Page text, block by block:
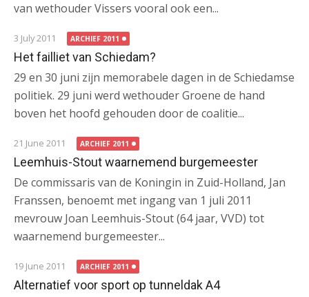
van wethouder Vissers vooral ook een...
3 July 2011 ARCHIEF 2011
Het failliet van Schiedam?
29 en 30 juni zijn memorabele dagen in de Schiedamse
politiek. 29 juni werd wethouder Groene de hand
boven het hoofd gehouden door de coalitie...
21 June 2011 ARCHIEF 2011
Leemhuis-Stout waarnemend burgemeester
De commissaris van de Koningin in Zuid-Holland, Jan
Franssen, benoemt met ingang van 1 juli 2011
mevrouw Joan Leemhuis-Stout (64 jaar, VVD) tot
waarnemend burgemeester...
19 June 2011 ARCHIEF 2011
Alternatief voor sport op tunneldak A4